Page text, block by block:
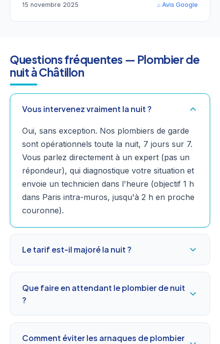
15 novembre 2025 ⌕ Avis Google
Questions fréquentes — Plombier de
nuit à Châtillon
Vous intervenez vraiment la nuit ?
Oui, sans exception. Nos plombiers de garde
sont opérationnels toute la nuit, 7 jours sur 7.
Vous parlez directement à un expert (pas un
répondeur), qui diagnostique votre situation et
envoie un technicien dans l'heure (objectif 1 h
dans Paris intra-muros, jusqu'à 2 h en proche
couronne).
Le tarif est-il majoré la nuit ?
Que faire en attendant le plombier de nuit
?
Comment éviter les arnaques de plombier